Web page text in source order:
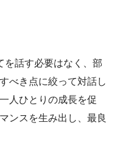
を話す必要はなく、部
べき点に絞って対話し
人ひとりの成長を促
ンスを生み出し、最良